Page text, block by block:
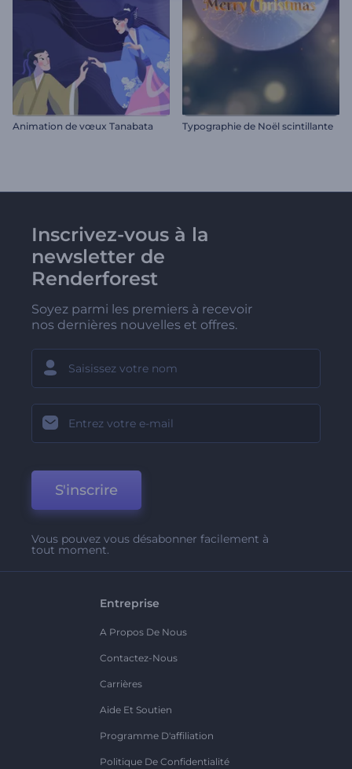
Animation de vœux Tanabata Typographie de Noël scintillante
Inscrivez-vous à la
newsletter de
Renderforest
Soyez parmi les premiers à recevoir
nos dernières nouvelles et offres.
S'inscrire
Vous pouvez vous désabonner facilement à
tout moment.
Entreprise
A Propos De Nous
Contactez-Nous
Carrières
Aide Et Soutien
Programme D'affiliation
Politique De Confidentialité